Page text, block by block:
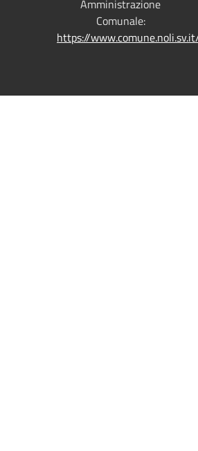
Amministrazione
Comunale:
https://